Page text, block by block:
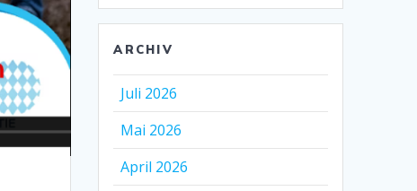
ARCHIV
Juli 2026
Mai 2026
April 2026